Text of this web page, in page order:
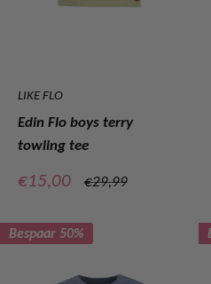
LIKE FLO
Edin Flo boys terry
towling tee
Verkoopprijs
€15,00
Normale
€29,99
Bespaar 50%